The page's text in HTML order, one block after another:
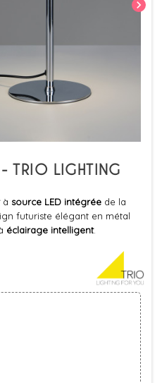
chevron_right
TRIO LIGHTING
à source LED intégrée de la
futuriste élégant en métal
éclairage intelligent.